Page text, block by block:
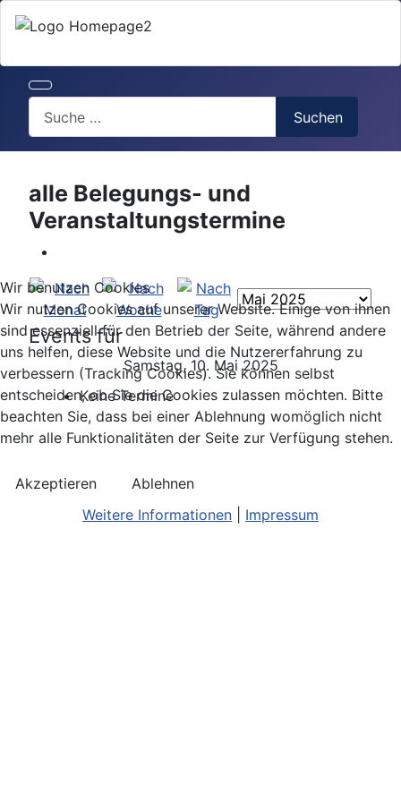
Suchen
alle Belegungs- und
Veranstaltungstermine
Events für
Samstag, 10. Mai 2025
Keine Termine
Wir benutzen Cookies
Wir nutzen Cookies auf unserer Website. Einige von ihnen
sind essenziell für den Betrieb der Seite, während andere
uns helfen, diese Website und die Nutzererfahrung zu
verbessern (Tracking Cookies). Sie können selbst
entscheiden, ob Sie die Cookies zulassen möchten. Bitte
beachten Sie, dass bei einer Ablehnung womöglich nicht
mehr alle Funktionalitäten der Seite zur Verfügung stehen.
Akzeptieren
Ablehnen
Weitere Informationen
Impressum